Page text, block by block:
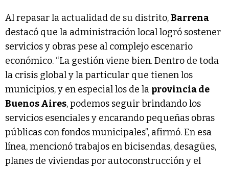
Al repasar la actualidad de su distrito,Barrena
destacó que la administración local logró sostener
servicios y obras pese al complejo escenario
económico. “La gestión viene bien. Dentro de toda
la crisis global y la particular que tienen los
municipios, y en especial los de la provincia de
Buenos Aires, podemos seguir brindando los
servicios esenciales y encarando pequeñas obras
públicas con fondos municipales”, afirmó. En esa
línea, mencionó trabajos en bicisendas, desagües,
planes de viviendas por autoconstrucción y el